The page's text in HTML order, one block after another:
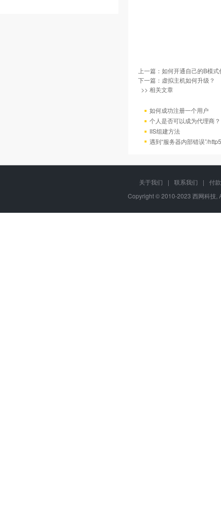
上一篇： 如何开通自己的B模式
下一篇： 虚拟主机如何升级？
>> 相关文章
如何成功注册一个用户
个人是否可以成为代理商？
IIS组建方法
遇到“服务器内部错误”/
关于我们 | 联系我们 |
付
Copyright © 2010-2023 西网科技